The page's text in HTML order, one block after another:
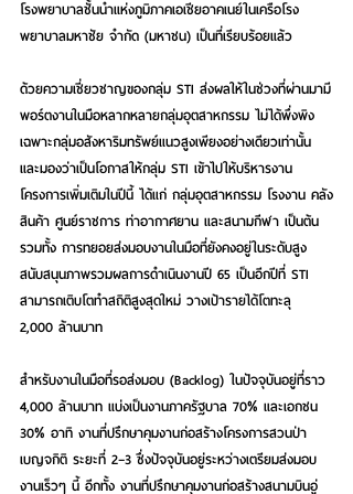
โรงพยาบาลชั้นนำแห่งภูมิภาคเอเชียอาคเนย์ในเครือโรง
พยาบาลมหาชัย จำกัด (มหาชน) เป็นที่เรียบร้อยแล้ว
ด้วยความเชี่ยวชาญของกลุ่ม STI ส่งผลให้ในช่วงที่ผ่านมามี
พอร์ตงานในมือหลากหลายกลุ่มอุตสาหกรรม ไม่ได้พึ่งพิง
เฉพาะกลุ่มอสังหาริมทรัพย์แนวสูงเพียงอย่างเดียวเท่านั้น
และมองว่าเป็นโอกาสให้กลุ่ม STI เข้าไปให้บริหารงาน
โครงการเพิ่มเติมในปีนี้ ได้แก่ กลุ่มอุตสาหกรรม โรงงาน คลัง
สินค้า ศูนย์ราชการ ท่าอากาศยาน และสนามกีฬา เป็นต้น
รวมทั้ง การทยอยส่งมอบงานในมือที่ยังคงอยู่ในระดับสูง
สนับสนุนภาพรวมผลการดำเนินงานปี 65 เป็นอีกปีที่ STI
สามารถเติบโตทำสถิติสูงสุดใหม่ วางเป้ารายได้โตทะลุ
2,000 ล้านบาท
สำหรับงานในมือที่รอส่งมอบ (Backlog) ในปัจจุบันอยู่ที่ราว
4,000 ล้านบาท แบ่งเป็นงานภาครัฐบาล 70% และเอกชน
30% อาทิ งานที่ปรึกษาคุมงานก่อสร้างโครงการสวนป่า
เบญจกิติ ระยะที่ 2–3 ซึ่งปัจจุบันอยู่ระหว่างเตรียมส่งมอบ
งานเร็วๆ นี้ อีกทั้ง งานที่ปรึกษาคุมงานก่อสร้างสนามบินอู่